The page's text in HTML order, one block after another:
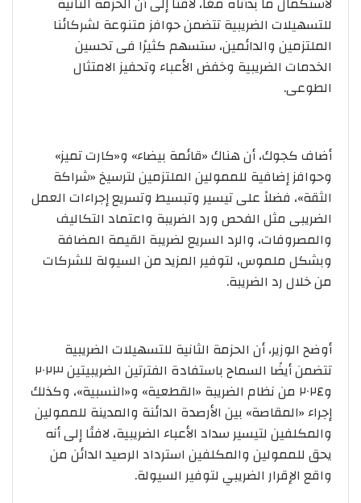
للتسهيلات الضريبية تتضمن حوافز متنوعة لشركائنا
الملتزمين والدائمين، ستسهم كثيرًا فى تحسين
الخدمات الضريبية وخفض الأعباء وتحفيز الامتثال
الطوعى.
أضاف كجوك، أن هناك «قائمة بيضاء» و«كارت تميز»
وحوافز إضافية للممولين الملتزمين لترسيخ «شراكة
الثقة»، فضلاً على تيسير وتبسيط وتسريع إجراءات العمل
الضريبى مثل الفحص ورد الضريبة واعتماد التكاليف
والمصروفات، والرد السريع لضريبة القيمة المضافة
وبشكل ملموس، لتوفير المزيد من السيولة للشركات
من خلال رد الضريبة.
أوضح الوزير، أن الحزمة الثانية للتسهيلات الضريبية
تتضمن أيضًا السماح باستفادة الفترتين الضريبيتين ٢٠٢٣
و٢٠٢٤ من نظام الضريبة «القطعية» و«النسبية»، وكذلك
إجراء «المقاصة» بين الأرصدة الدائنة والمدينة للممولين
والمكلفين لتيسير سداد الأعباء الضريبية، لافتًا إلى أنه
يحق للممولين والمكلفين استرداد الرصيد الدائن من
واقع الإقرار الضريبي لتوفير السيولة.